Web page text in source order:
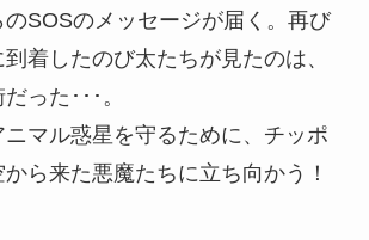
SOSのメッセージが届く。再び
着したのび太たちが見たのは、
った･･･。
マル惑星を守るために、チッポ
ら来た悪魔たちに立ち向かう！